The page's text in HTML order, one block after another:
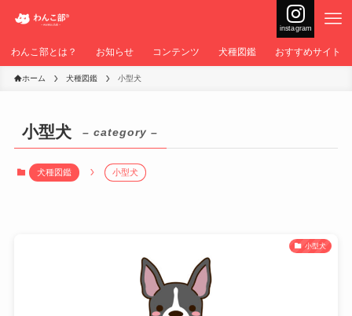
instagram
わんこ部とは？ お知らせ コンテンツ 犬種図鑑 おすすめサイト
ホーム 犬種図鑑 小型犬
小型犬 – category –
犬種図鑑 小型犬
小型犬